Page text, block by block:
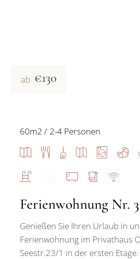
ab €130
Ferienwohnung Nr. 3
Genießen Sie Ihren Urlaub in
Ferienwohnung im Privathaus
Seestr.23/1 in der ersten
60m2 2-4 Personen